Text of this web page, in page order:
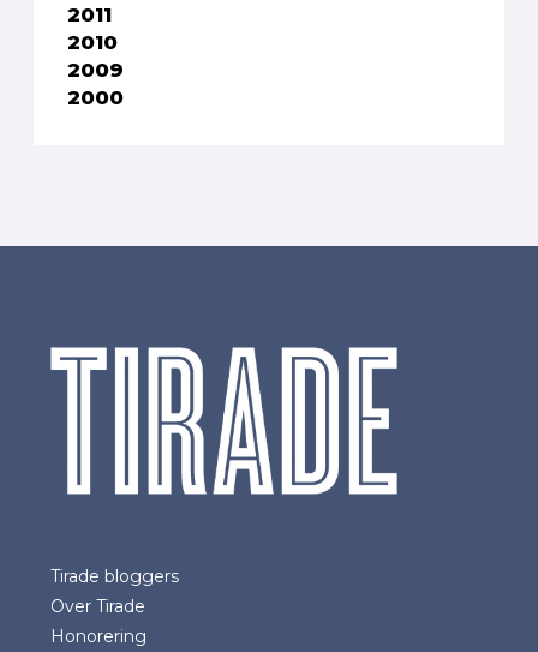
2011
2010
2009
2000
Tirade bloggers
Over Tirade
Honorering